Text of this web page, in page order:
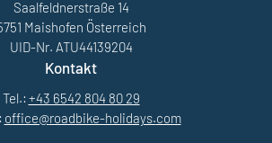
Saalfeldnerstraße 14
Maishofen Österreich
UID-Nr. ATU44139204
Kontakt
Tel.: +43 6542 804 80 29
office@roadbike-holidays.com